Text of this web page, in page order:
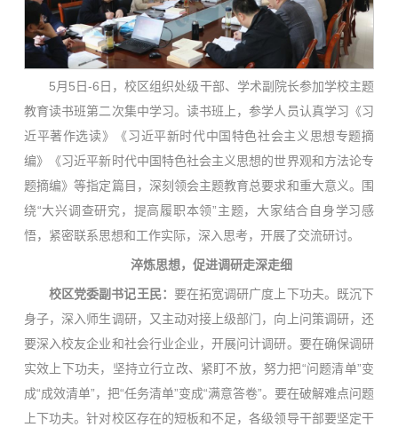
5月5日-6日，校区组织处级干部、学术副院长参加学校主题
教育读书班第二次集中学习。读书班上，参学人员认真学习《习
近平著作选读》《习近平新时代中国特色社会主义思想专题摘
编》《习近平新时代中国特色社会主义思想的世界观和方法论专
题摘编》等指定篇目，深刻领会主题教育总要求和重大意义。围
绕“大兴调查研究，提高履职本领”主题，大家结合自身学习感
悟，紧密联系思想和工作实际，深入思考，开展了交流研讨。
淬炼思想，促进调研走深走细
校区党委副书记王民： 要在拓宽调研广度上下功夫。既沉下
身子，深入师生调研，又主动对接上级部门，向上问策调研，还
要深入校友企业和社会行业企业，开展问计调研。要在确保调研
实效上下功夫，坚持立行立改、紧盯不放，努力把“问题清单”变
成“成效清单”，把“任务清单”变成“满意答卷”。要在破解难点问题
上下功夫。针对校区存在的短板和不足，各级领导干部要坚定干